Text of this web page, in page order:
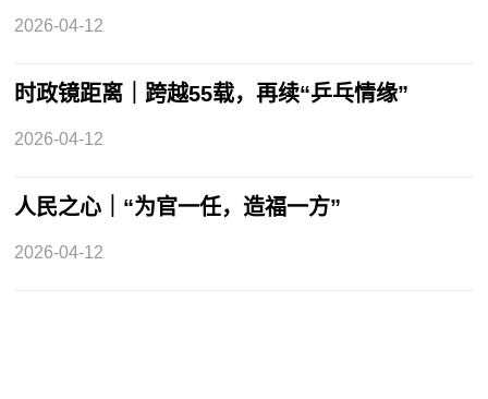
2026-04-12
时政镜距离｜跨越55载，再续“乒乓情缘”
2026-04-12
人民之心｜“为官一任，造福一方”
2026-04-12